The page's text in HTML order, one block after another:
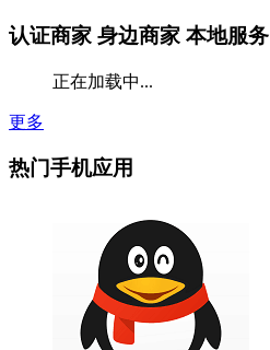
认证商家 身边商家 本地服务
正在加载中...
更多
热门手机应用